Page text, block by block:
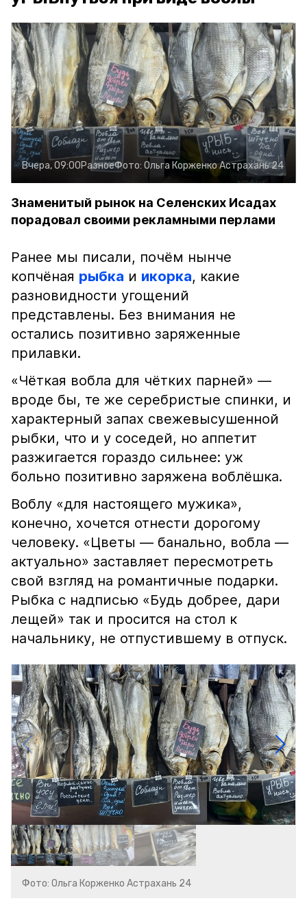
Вчера, 09:00РазноеФото: Ольга КорженкоАстрахань 24
Знаменитый рынок на Селенских Исадах
порадовал своими рекламными перлами
Ранее мы писали, почём нынче
копчёная рыбка и икорка, какие
разновидности угощений
представлены. Без внимания не
остались позитивно заряженные
прилавки.
«Чёткая вобла для чётких парней» —
вроде бы, те же серебристые спинки, и
характерный запах свежевысушенной
рыбки, что и у соседей, но аппетит
разжигается гораздо сильнее: уж
больно позитивно заряжена воблёшка.
Воблу «для настоящего мужика»,
конечно, хочется отнести дорогому
человеку. «Цветы — банально, вобла —
актуально» заставляет пересмотреть
свой взгляд на романтичные подарки.
Рыбка с надписью «Будь добрее, дари
лещей» так и просится на стол к
начальнику, не отпустившему в отпуск.
Фото: Ольга Корженко Астрахань 24